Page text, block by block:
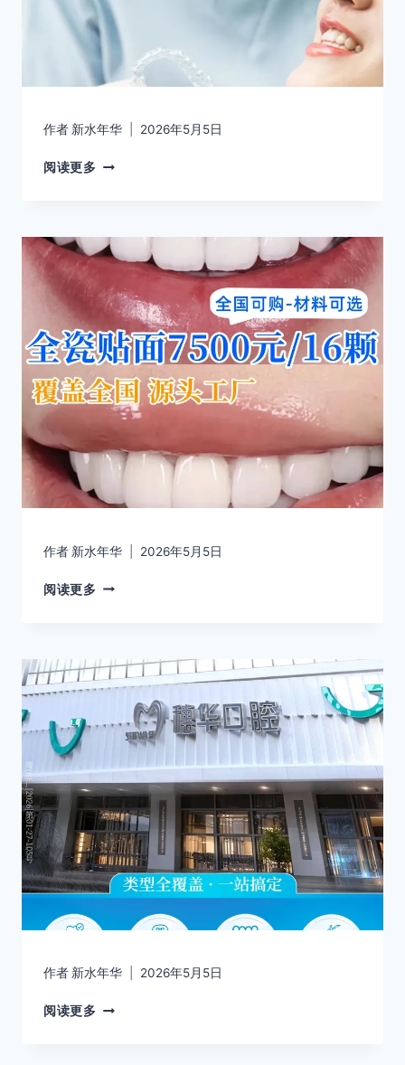
作者 新水年华 2026年5月5日
阅读更多
作者 新水年华 2026年5月5日
阅读更多
作者 新水年华 2026年5月5日
阅读更多